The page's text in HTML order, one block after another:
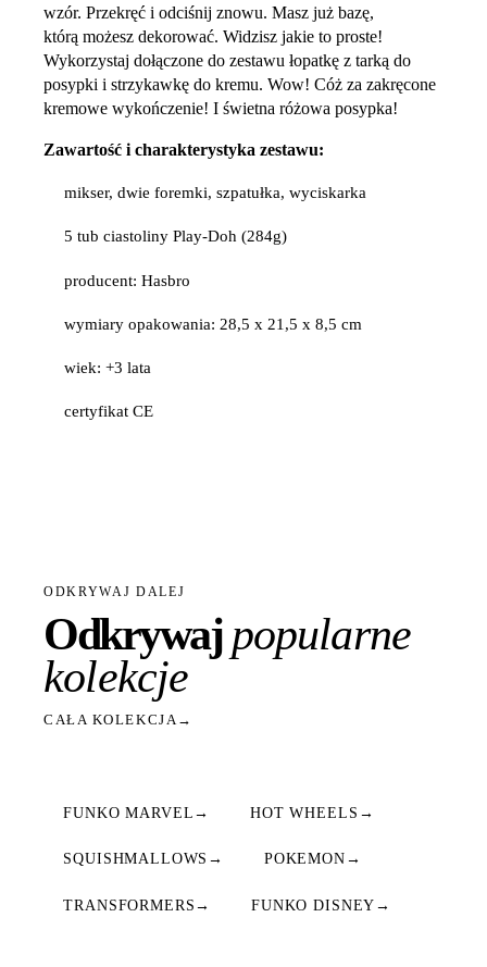
wzór. Przekręć i odciśnij znowu. Masz już bazę,
którą możesz dekorować. Widzisz jakie to proste!
Wykorzystaj dołączone do zestawu łopatkę z tarką do
posypki i strzykawkę do kremu. Wow! Cóż za zakręcone
kremowe wykończenie! I świetna różowa posypka!
Zawartość i charakterystyka zestawu:
mikser, dwie foremki, szpatułka, wyciskarka
5 tub ciastoliny Play-Doh (284g)
producent: Hasbro
wymiary opakowania: 28,5 x 21,5 x 8,5 cm
wiek: +3 lata
certyfikat CE
ODKRYWAJ DALEJ
Odkrywajpopularne
kolekcje
CAŁA KOLEKCJA→
FUNKO MARVEL → HOT WHEELS →
SQUISHMALLOWS → POKEMON →
TRANSFORMERS → FUNKO DISNEY →